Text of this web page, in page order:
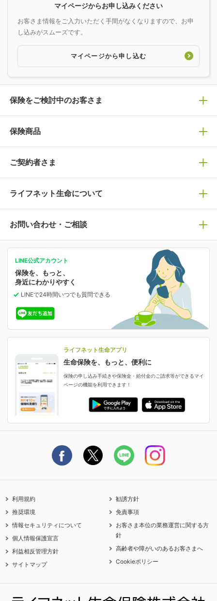
マイページからお申し込みください
お客さま情報をご入力いただく手間がなくなりますので、お申
し込みがスムーズです。
マイページから申し込む
保険をご検討中のお客さま
保険の選び方
保険選びで迷っている方はチェック！
保険の基礎知識や選び方を解説！
人生のステージに必要な保険がわかる！
保険ジャンバラヤ
あなたの人生と保険選びのためのWebメディア
選ばれる理由・評判
ライフネット生命の特長
ライフネット生命が選ばれる理由がわかる！
評判・口コミ
ご契約者さまに聞きました！
申し込みガイド
ご契約の流れと必要書類
保険料の支払い方法
保険商品
保険商品一覧
万が一に備える
病気や手術に備える
がん保険
がんに備える
女性保険
女性特有の病気に備える
就業不能保険
就業不能状態に備える
認知症・MCIに備える
ご契約者さま
マイページログイン
ご契約内容の確認
お客さま情報の確認・変更
保険料の支払い方法の変更
中断したお申し込みの再開
お申し込み後の状況確認
減額・解約・追加契約の申し込み など
ご契約者さま向け各種お手続き・サービス
保険金・給付金のご請求
生命保険料控除に関するご案内
ライフネット生命について
ライフネット生命についてトップ
会社情報
業績・財務情報
保険金等の支払状況
採用情報
生命保険マニフェスト
ライフネット生命のCMページ
ライフネット生命公式note
お問い合わせ・ご相談
保険相談サービス
よくあるご質問
資料請求
LINE公式アカウント
保険を、もっと、
身近にわかりやすく
LINEで24時間いつでも質問できる
ライフネット生命アプリ
生命保険を、もっと、便利に
保険の申し込み手続きや保険金・給付金のご請求等ができるマイ
ページの機能を利用できます！
利用規約
推奨環境
情報セキュリティについて
個人情報保護宣言
利益相反管理方針
サイトマップ
勧誘方針
免責事項
お客さま本位の業務運営に関する方
針
高齢者や障がいのあるお客さまへ
Cookieポリシー